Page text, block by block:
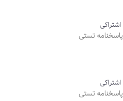
اشتراکی
پاسخنامه تستی
اشتراکی
پاسخنامه تستی